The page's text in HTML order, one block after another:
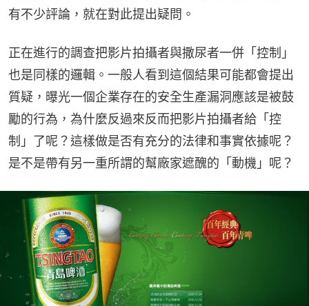
有不少評論，就在對此提出疑問。
正在進行的調查把影片拍攝者與撒尿者一併「控制」
也是同樣的邏輯。一般人看到這個結果可能都會提出
質疑，曝光一個企業存在的安全生產漏洞應該是被鼓
勵的行為，為什麼反過來反而把影片拍攝者給「控
制」了呢？這樣做是否有充分的法律和事實依據呢？
是不是帶有另一重所謂的幫廠家遮醜的「動機」呢？